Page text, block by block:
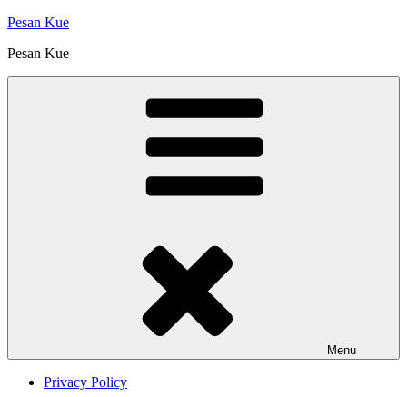
Skip
content
Pesan Kue
Pesan Kue
Menu
Privacy Policy